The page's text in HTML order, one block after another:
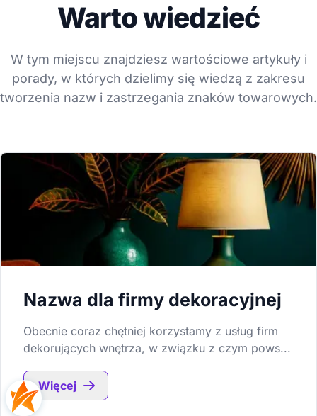
Warto wiedzieć
W tym miejscu znajdziesz wartościowe artykuły i
porady, w których dzielimy się wiedzą z zakresu
tworzenia nazw i zastrzegania znaków towarowych.
Nazwa dla firmy dekoracyjnej
Obecnie coraz chętniej korzystamy z usług firm
dekorujących wnętrza, w związku z czym pows...
Więcej